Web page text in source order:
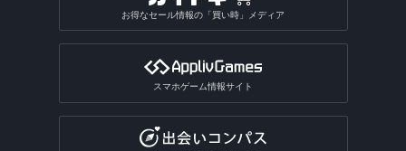
お得なセール情報の「買い時」メディア
スマホゲーム情報サイト